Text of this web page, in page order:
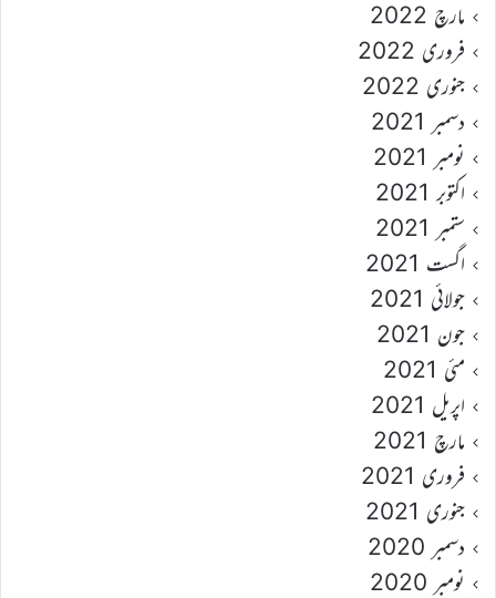
مارچ 2022
فروری 2022
جنوری 2022
دسمبر 2021
نومبر 2021
اکتوبر 2021
ستمبر 2021
اگست 2021
جولائی 2021
جون 2021
مئی 2021
اپریل 2021
مارچ 2021
فروری 2021
جنوری 2021
دسمبر 2020
نومبر 2020